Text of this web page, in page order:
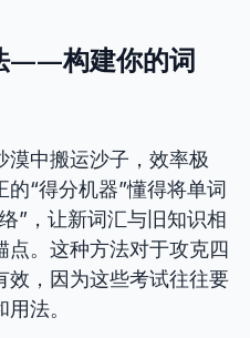
——构建你的词
漠中搬运沙子，效率极
“得分机器”懂得将单词
”，让新词汇与旧知识相
点。这种方法对于攻克四
效，因为这些考试往往要
法。